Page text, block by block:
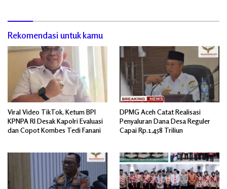
Rekomendasi untuk kamu
Viral Video TikTok, Ketum BPI
KPNPA RI Desak Kapolri Evaluasi
dan Copot Kombes Tedi Fanani
DPMG Aceh Catat Realisasi
Penyaluran Dana Desa Reguler
Capai Rp.1,458 Triliun